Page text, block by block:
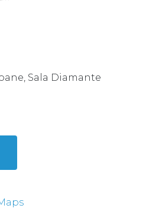
Sala Diamante